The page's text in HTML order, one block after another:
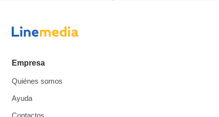
Empresa
Quiénes somos
Ayuda
Contactos